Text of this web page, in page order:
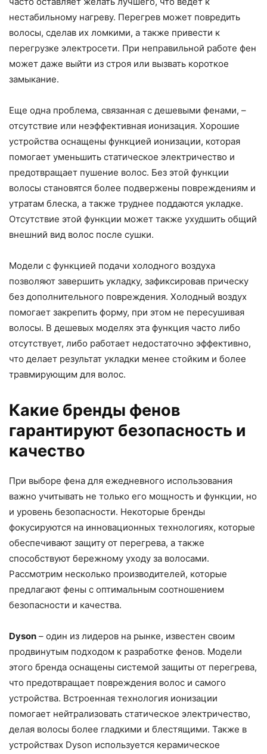
нестабильному нагреву. Перегрев может повредить
волосы, сделав их ломкими, а также привести к
перегрузке электросети. При неправильной работе фен
может даже выйти из строя или вызвать короткое
замыкание.
Еще одна проблема, связанная с дешевыми фенами, –
отсутствие или неэффективная ионизация. Хорошие
устройства оснащены функцией ионизации, которая
помогает уменьшить статическое электричество и
предотвращает пушение волос. Без этой функции
волосы становятся более подвержены повреждениям и
утратам блеска, а также труднее поддаются укладке.
Отсутствие этой функции может также ухудшить общий
внешний вид волос после сушки.
Модели с функцией подачи холодного воздуха
позволяют завершить укладку, зафиксировав прическу
без дополнительного повреждения. Холодный воздух
помогает закрепить форму, при этом не пересушивая
волосы. В дешевых моделях эта функция часто либо
отсутствует, либо работает недостаточно эффективно,
что делает результат укладки менее стойким и более
травмирующим для волос.
Какие бренды фенов
гарантируют безопасность и
качество
При выборе фена для ежедневного использования
важно учитывать не только его мощность и функции, но
и уровень безопасности. Некоторые бренды
фокусируются на инновационных технологиях, которые
обеспечивают защиту от перегрева, а также
способствуют бережному уходу за волосами.
Рассмотрим несколько производителей, которые
предлагают фены с оптимальным соотношением
безопасности и качества.
Dyson – один из лидеров на рынке, известен своим
продвинутым подходом к разработке фенов. Модели
этого бренда оснащены системой защиты от перегрева,
что предотвращает повреждения волос и самого
устройства. Встроенная технология ионизации
помогает нейтрализовать статическое электричество,
делая волосы более гладкими и блестящими. Также в
устройствах Dyson используется керамическое